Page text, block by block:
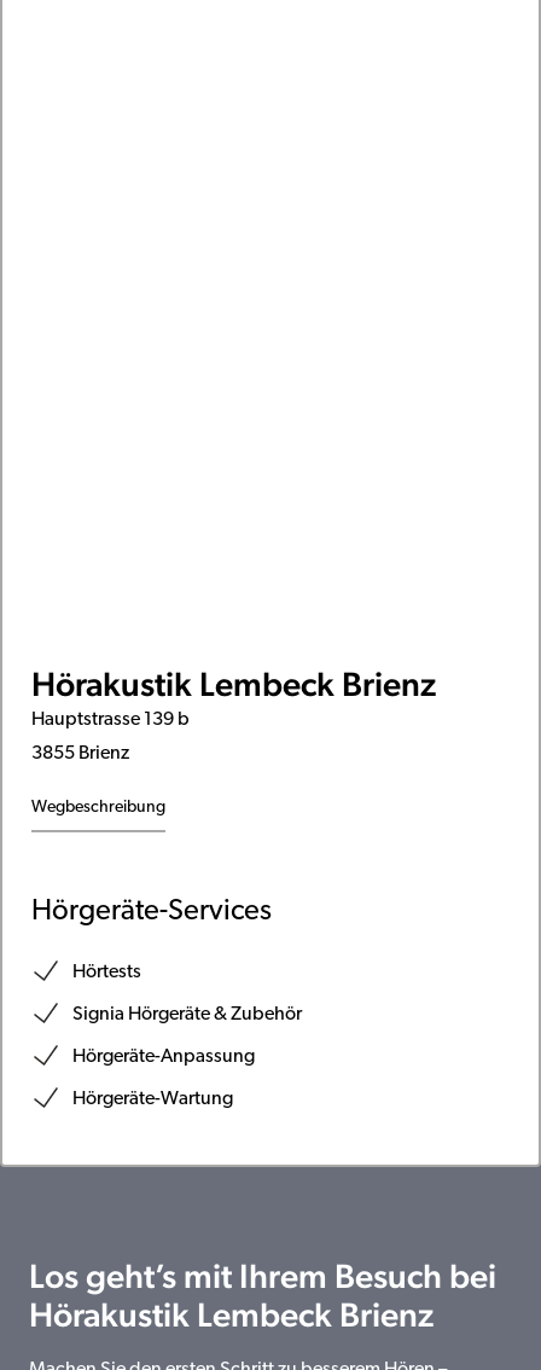
Hörakustik Lembeck Brienz
Hauptstrasse 139 b
3855 Brienz
Wegbeschreibung
Hörgeräte-Services
Hörtests
Signia Hörgeräte & Zubehör
Hörgeräte-Anpassung
Hörgeräte-Wartung
Los geht’s mit Ihrem Besuch bei
Hörakustik Lembeck Brienz